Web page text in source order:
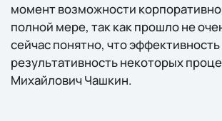
момент возможности
полной мере, так как прошло не
сейчас понятно, что
результативность некоторых
Михайлович Чашкин.